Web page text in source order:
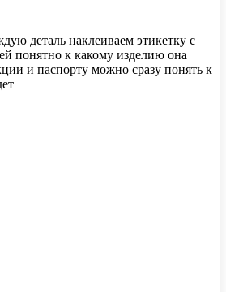
деталь наклеиваем этикетку с
понятно к какому изделию она
и паспорту можно сразу понять к